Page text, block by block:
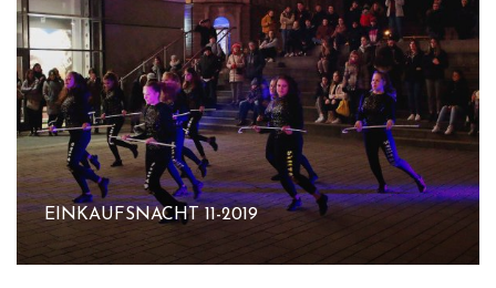
EINKAUFSNACHT 11-2019